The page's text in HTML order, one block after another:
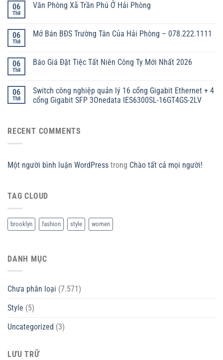
06
Th8
Văn Phòng Xã Trần Phú Ở Hải Phòng
06
Th8
Mở Bán BĐS Trường Tân Của Hải Phòng – 078.222.1111
06
Th8
Báo Giá Đặt Tiệc Tất Niên Công Ty Mới Nhất 2026
06
Th8
Switch công nghiệp quản lý 16 cổng Gigabit Ethernet + 4
cổng Gigabit SFP 3Onedata IES6300SL-16GT4GS-2LV
RECENT COMMENTS
Một người bình luận WordPress trong Chào tất cả mọi người!
TAG CLOUD
brooklyn fashion style women
DANH MỤC
Chưa phân loại (7.571)
Style (5)
Uncategorized (3)
LƯU TRỮ